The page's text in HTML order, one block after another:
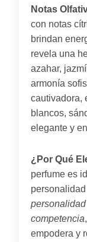
Notas
con notas
brindan
revela una
azahar,
armonía
cautivadora,
blancos,
elegante y
¿Por Qué
perfume es
competencia
empodera y